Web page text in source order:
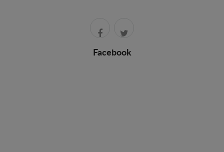
Facebook